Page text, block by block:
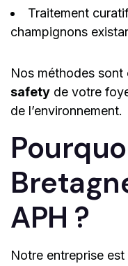
Traitement
champignons
Nos méthodes
safety de votre
de l’environnement.
APH ?
Notre entreprise